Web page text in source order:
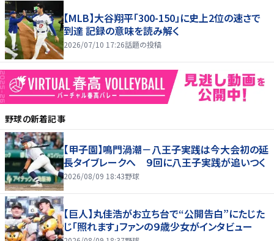
【MLB】大谷翔平「300-150」に史上2位の速さで
到達 記録の意味を読み解く
2026/07/10 17:26話題の投稿
野球の新着記事
【甲子園】鳴門渦潮－八王子実践は今大会初の延
長タイブレークへ ９回に八王子実践が追いつく
2026/08/09 18:43野球
【巨人】丸佳浩がお立ち台で“公開告白”にたじた
じ「照れます」ファンの９歳少女がインタビュー